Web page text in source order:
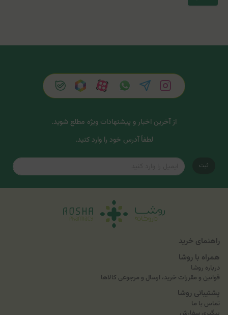
از آخرین اخبار و پیشنهادات ویژه مطلع شوید.
لطفاً آدرس خود را وارد کنید.
ثبت
راهنمای خرید
همراه با روشا
درباره روشا
قوانین و مقررات خرید، ارسال و مرجوعی کالاها
پشتیبانی روشا
تماس با ما